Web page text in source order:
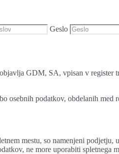
Geslo
GDM, SA, vpisan v register
osebnih podatkov, obdelanih
mestu, so namenjeni
ne more uporabiti spletnega